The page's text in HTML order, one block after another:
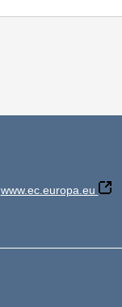
www.ec.europa.eu